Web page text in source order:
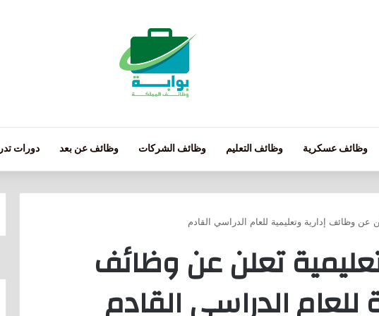
وظائف عسكرية وظائف التعليم وظائف الشركات وظائف عن بعد دورات
عن وظائف إدارية وتعليمية للعام الدراسي القادم
تعلن عن وظائف
للعام الدراسي القادم